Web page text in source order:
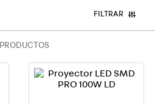
FILTRAR
PRODUCTOS